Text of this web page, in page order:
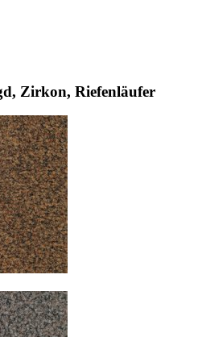
Zirkon, Riefenläufer